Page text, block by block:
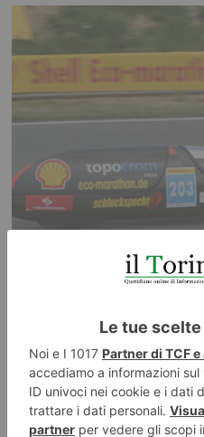
MONTIGLIO MONFERRATO,
COMUNI’
Chiesa parrocchiale gremita per la
cottolenghino Don Adriano Gennari